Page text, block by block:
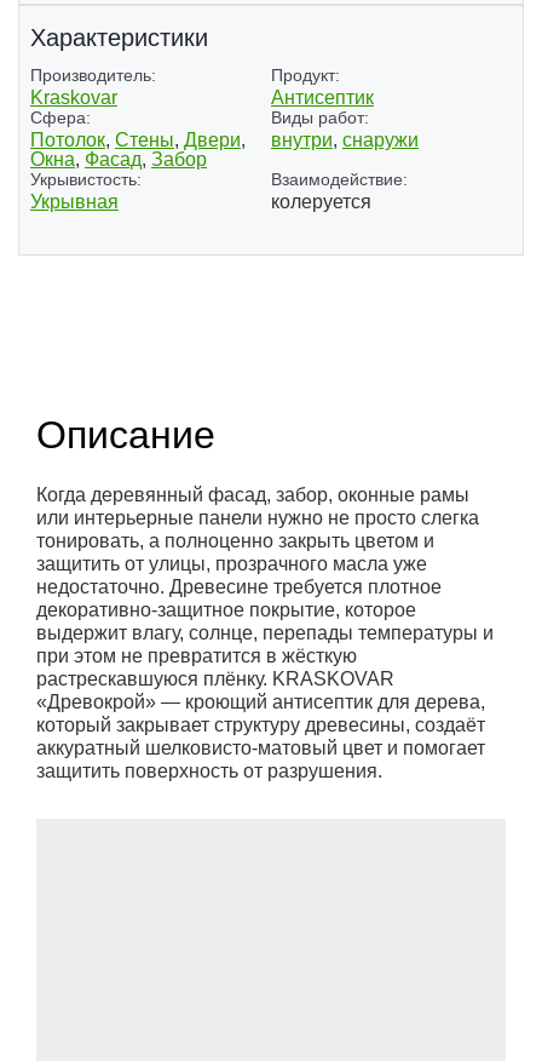
Характеристики
Производитель:
Kraskovar
Продукт:
Антисептик
Сфера:
Потолок, Стены, Двери,
Окна, Фасад, Забор
Виды работ:
внутри, снаружи
Укрывистость:
Укрывная
Взаимодействие:
колеруется
Описание
Когда деревянный фасад, забор, оконные рамы
или интерьерные панели нужно не просто слегка
тонировать, а полноценно закрыть цветом и
защитить от улицы, прозрачного масла уже
недостаточно. Древесине требуется плотное
декоративно-защитное покрытие, которое
выдержит влагу, солнце, перепады температуры и
при этом не превратится в жёсткую
растрескавшуюся плёнку. KRASKOVAR
«Древокрой» — кроющий антисептик для дерева,
который закрывает структуру древесины, создаёт
аккуратный шелковисто-матовый цвет и помогает
защитить поверхность от разрушения.